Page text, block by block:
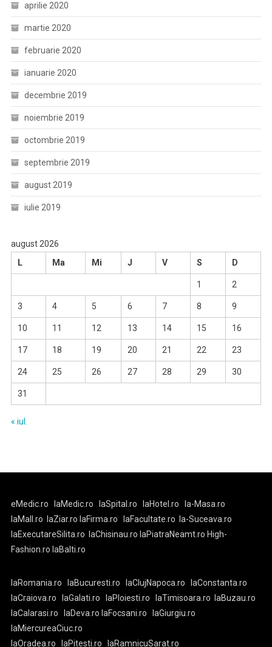
aprilie 2020
martie 2020
februarie 2020
ianuarie 2020
decembrie 2019
noiembrie 2019
octombrie 2019
septembrie 2019
august 2019
iulie 2019
august 2026
L
Ma Mi J V S D
1 2
3 4 5 6 7 8 9
10 11 12 13 14 15 16
17 18 19 20 21 22 23
24 25 26 27 28 29 30
31
« iul.
eMedic.ro laMedic.ro laSpital.ro laHotel.ro
la-Masa.ro
laMall.ro
laZiar.ro laFirma.ro laFacultate.ro
la-Suceava.ro
laExecutareSilita.ro
laChisinau.ro laPiatraNeamt.ro High-
Fashion.ro laBalti.ro
laRomania.ro laBucuresti.ro laClujNapoca.ro
laConstanta.ro
laCraiova.ro
laGalati.ro laPloiesti.ro laTimisoara.ro
laBuzau.ro
laCalarasi.ro
laDeva.ro laFocsani.ro
laGiurgiu.ro
laMiercureaCiuc.ro
laOradea.ro
laPitesti.ro laRamnicuSarat.ro